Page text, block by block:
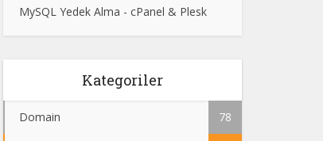
MySQL Yedek Alma - cPanel & Plesk
Kategoriler
Domain 78